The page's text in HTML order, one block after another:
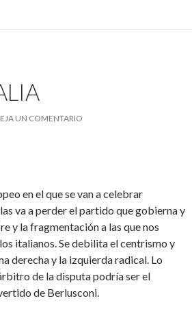
UN COMENTARIO
en el que se van a celebrar
va a perder el partido que gobierna y
y la fragmentación a las que nos
italianos. Se debilita el centrismo y
derecha y la izquierda radical. Lo
de la disputa podría ser el
de Berlusconi.